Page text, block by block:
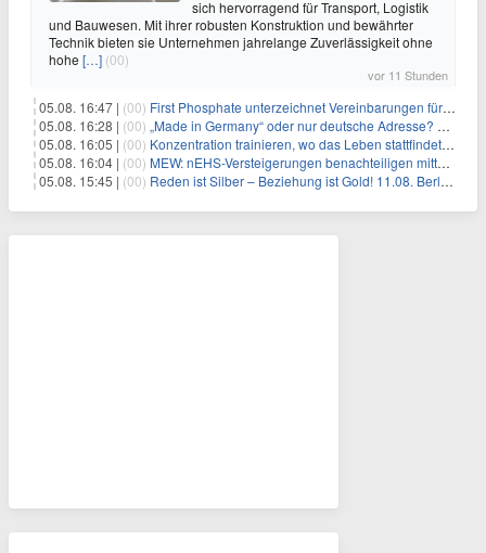
sich hervorragend für Transport, Logistik
und Bauwesen. Mit ihrer robusten Konstruktion und bewährter
Technik bieten sie Unternehmen jahrelange Zuverlässigkeit ohne
hohe […] (00)
vor 11 Stunden
05.08. 16:47 | (00) First Phosphate unterzeichnet Vereinbarungen für nicht zu refundierende Zuwendungen in Höhe von 4,84 Mio. $ von der kanadischen Regierung für Straßeninfrastruktur und Stromübertragungsleitungen
05.08. 16:28 | (00) „Made in Germany“ oder nur deutsche Adresse? So erkennen Sie, wo Ihre Leiterplatten wirklich gefertigt werden
05.08. 16:05 | (00) Konzentration trainieren, wo das Leben stattfindet: Mobile EEG-Technologie bringt Neurofeedback in den Alltag
05.08. 16:04 | (00) MEW: nEHS-Versteigerungen benachteiligen mittelständische Unternehmen
05.08. 15:45 | (00) Reden ist Silber – Beziehung ist Gold! 11.08. Berlin – 18:30 Uhr